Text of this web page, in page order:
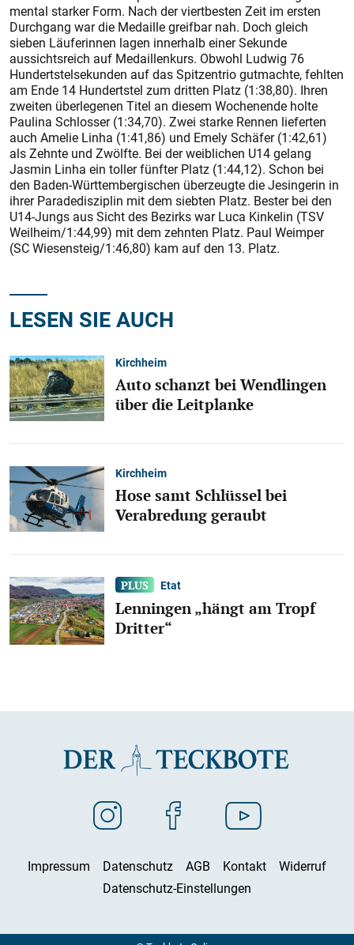
mental starker Form. Nach der viertbesten Zeit im ersten
Durchgang war die Medaille greifbar nah. Doch gleich
sieben Läuferinnen lagen innerhalb einer Sekunde
aussichtsreich auf Medaillenkurs. Obwohl Ludwig 76
Hundertstelsekunden auf das Spitzentrio gutmachte, fehlten
am Ende 14 Hundertstel zum dritten Platz (1:38,80). Ihren
zweiten überlegenen Titel an diesem Wochenende holte
Paulina Schlosser (1:34,70). Zwei starke Rennen lieferten
auch Amelie Linha (1:41,86) und Emely Schäfer (1:42,61)
als Zehnte und Zwölfte. Bei der weiblichen U14 gelang
Jasmin Linha ein toller fünfter Platz (1:44,12). Schon bei
den Baden-Württembergischen überzeugte die Jesingerin in
ihrer Paradedisziplin mit dem siebten Platz. Bester bei den
U14-Jungs aus Sicht des Bezirks war Luca Kinkelin (TSV
Weilheim/1:44,99) mit dem zehnten Platz. Paul Weimper
(SC Wiesensteig/1:46,80) kam auf den 13. Platz.
LESEN SIE AUCH
Kirchheim
Auto schanzt bei Wendlingen
über die Leitplanke
Kirchheim
Hose samt Schlüssel bei
Verabredung geraubt
Etat
Lenningen „hängt am Tropf
Dritter“
Impressum Datenschutz AGB Kontakt
Widerruf
Datenschutz-Einstellungen